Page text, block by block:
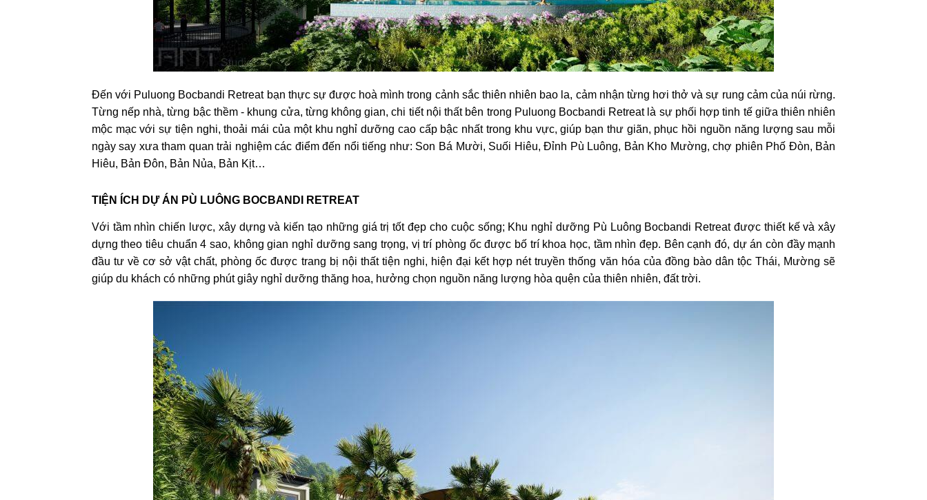
Đến‌ ‌với‌ ‌Puluong‌ ‌Bocbandi‌ ‌Retreat‌ ‌bạn‌ ‌thực‌ ‌sự‌ ‌được‌ ‌hoà‌ ‌mình‌ ‌trong‌ ‌cảnh‌ ‌sắc‌ ‌thiên‌ ‌nhiên bao la,‌ ‌cảm‌ ‌nhận‌ ‌từng‌ ‌hơi‌ ‌thở‌ ‌và‌ ‌sự‌ ‌rung‌ ‌cảm‌ ‌của‌ ‌núi‌ ‌rừng.‌
‌Từng‌ ‌nếp‌ ‌nhà,‌ ‌từng‌ ‌bậc‌ ‌thềm‌ ‌-‌ ‌khung‌ ‌cửa,‌ ‌từng‌ ‌không‌ ‌gian,‌ ‌chi‌ ‌tiết‌ ‌nội‌ ‌thất‌ ‌bên‌ ‌trong‌ ‌Puluong‌ ‌Bocbandi‌ ‌Retreat‌ ‌là‌ ‌sự‌ ‌phối‌ ‌hợp‌ ‌tinh‌ ‌tế‌ ‌giữa‌ ‌thiên‌ ‌nhiên‌
‌mộc‌ ‌mạc‌ ‌với‌ ‌sự‌ ‌tiện‌ ‌nghi,‌ ‌thoải‌ ‌mái‌ ‌của‌ ‌một‌ ‌khu‌ ‌nghỉ‌ ‌dưỡng‌ ‌cao‌ ‌cấp‌ ‌bậc‌ ‌nhất‌ ‌trong‌ ‌khu‌ ‌vực,‌ ‌giúp‌ ‌bạn‌ ‌thư‌ ‌giãn,‌ ‌phục‌ ‌hồi‌ ‌nguồn‌ ‌năng‌ ‌lượng‌ ‌sau‌ ‌mỗi‌
‌ngày‌ ‌say‌ ‌xưa‌ tham‌ ‌quan‌ ‌trải‌ ‌nghiệm‌ ‌các‌ ‌điểm‌ ‌đến‌ ‌nổi‌ ‌tiếng‌ ‌như:‌ ‌‌Son‌ ‌Bá‌ ‌Mười,‌ ‌Suối‌ ‌Hiêu,‌ ‌Đỉnh‌ ‌Pù‌ ‌Luông,‌ ‌Bản‌ ‌Kho‌ ‌Mường,‌ ‌chợ‌ ‌phiên‌ ‌Phố‌ ‌Đòn,‌ ‌Bản‌
‌Hiêu,‌ ‌Bản‌ ‌Đôn,‌ ‌Bản‌ ‌Nủa,‌ ‌Bản‌ ‌Kịt…‌
TIỆN ÍCH DỰ ÁN PÙ LUÔNG BOCBANDI RETREAT
Với tầm nhìn chiến lược, xây dựng và kiến tạo những giá trị tốt đẹp cho cuộc sống; Khu nghỉ dưỡng Pù Luông Bocbandi‌ ‌Retreat‌ ‌được thiết kế và xây
dựng theo tiêu chuẩn 4 sao, không gian nghỉ dưỡng sang trọng, vị trí phòng ốc được bố trí khoa học, tầm nhìn đẹp. Bên cạnh đó, dự án còn đầy mạnh
đầu tư về cơ sở vật chất, phòng ốc được trang bị nội thất tiện nghi, hiện đại kết hợp nét truyền thống văn hóa của đồng bào dân tộc Thái, Mường sẽ
giúp du khách có những phút giây nghỉ dưỡng thăng hoa, hưởng chọn nguồn năng lượng hòa quện của thiên nhiên, đất trời.